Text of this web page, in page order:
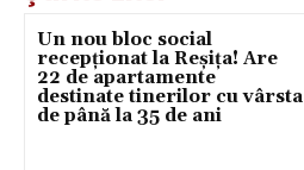
Un nou bloc social
recepționat la Reșița! Are
22 de apartamente
destinate tinerilor cu vârsta
de până la 35 de ani